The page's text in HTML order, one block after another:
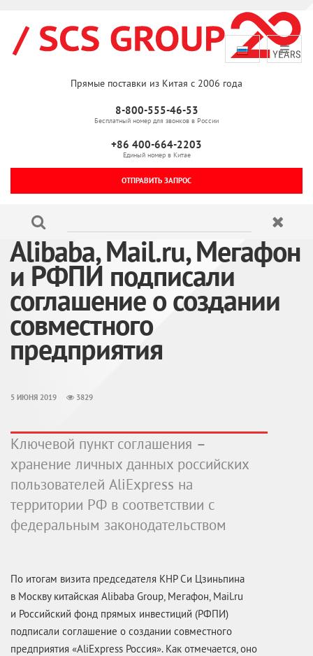
Прямые поставки из Китая с 2006 года
8-800-555-46-53
Бесплатный номер для звонков в России
+86 400-664-2203
Единый номер в Китае
ОТПРАВИТЬ ЗАПРОС
Alibaba, Mail.ru, Мегафон
и РФПИ подписали
соглашение о создании
совместного
предприятия
5 ИЮНЯ 2019 3829
Ключевой пункт соглашения –
хранение личных данных российских
пользователей AliExpress на
территории РФ в соответствии с
федеральным законодательством
По итогам визита председателя КНР Си Цзиньпина
в Москву китайская Alibaba Group, Мегафон, Mail.ru
и Российский фонд прямых инвестиций (РФПИ)
подписали соглашение о создании совместного
предприятия «AliExpress Россия». Как отмечается, оно